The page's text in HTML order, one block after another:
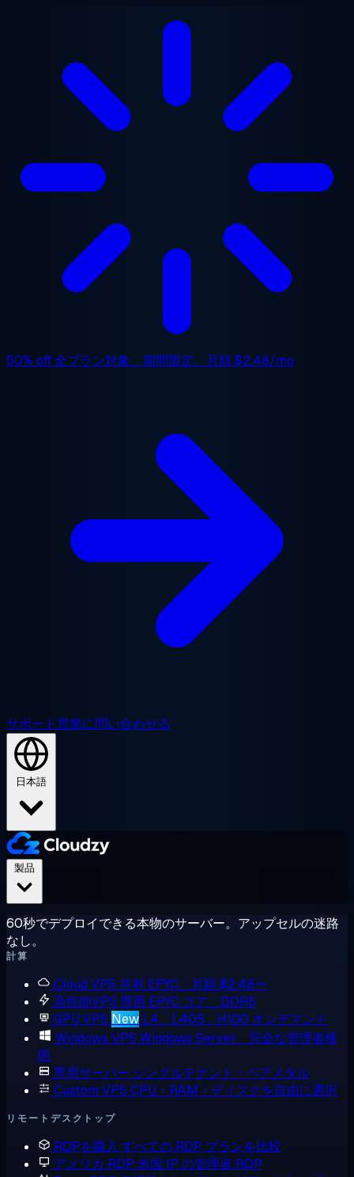
50% off全プラン対象、期間限定。月額$2.48/mo
サポート営業に問い合わせる
日本語
60秒でデプロイできる本物のサーバー。アップセルの迷路
なし。
計算
Cloud VPS 共有 EPYC、月額 $2.48〜
高性能VPS 専用 EPYC コア、DDR5
GPU VPS New L4、L40S、H100 オンデマンド
Windows VPS Windows Server、完全な管理者権
限
専用サーバー シングルテナント・ベアメタル
Custom VPS CPU・RAM・ディスクを自由に選択
リモートデスクトップ
RDPを購入 すべての RDP プランを比較
アメリカ RDP 米国 IP の管理者 RDP